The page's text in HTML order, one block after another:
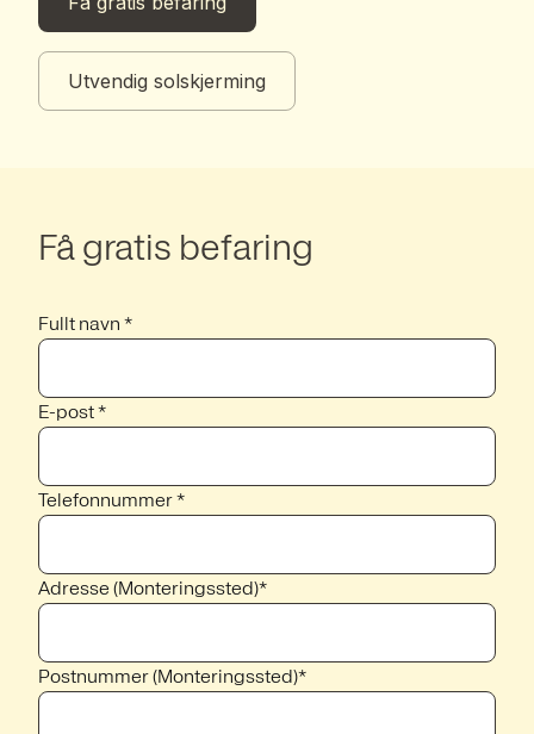
Utvendig solskjerming
Få gratis befaring
Fullt navn *
E-post *
Telefonnummer *
Adresse (Monteringssted)*
Postnummer (Monteringssted)*